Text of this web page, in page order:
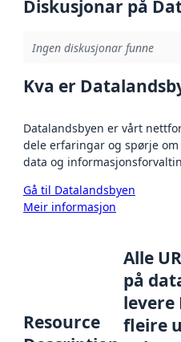
Diskusjonar på
Ingen diskusjonar funne
Kva er
Datalandsbyen er vårt
dele erfaringar og spørje
data og
Gå til Datalandsbyen
Meir informasjon
Resource
Alle
på
levere
fleire